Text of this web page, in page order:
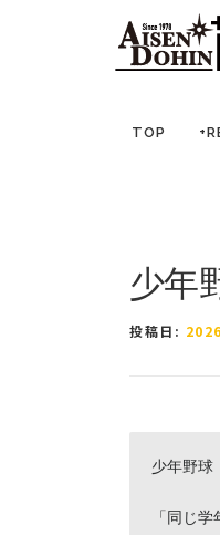
TOP
TOP ブ
少年
投稿日:
少年野球
「同じ